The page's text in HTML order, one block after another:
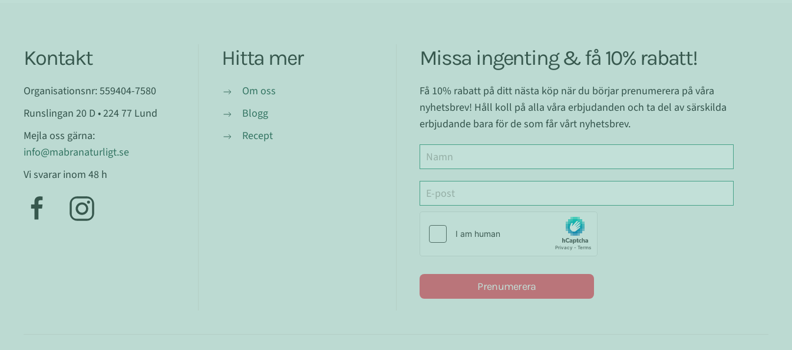
Kontakt
Organisationsnr: 559404-7580
Runslingan 20 D • 224 77 Lund
Mejla oss gärna:
info@mabranaturligt.se
Vi svarar inom 48 h
Hitta mer
Om oss
Blogg
Recept
Missa ingenting & få 10% rabatt!
Få 10% rabatt på ditt nästa köp när du börjar prenumerera på våra
nyhetsbrev! Håll koll på alla våra erbjudanden och ta del av särskilda
erbjudande bara för de som får vårt nyhetsbrev.
Prenumerera